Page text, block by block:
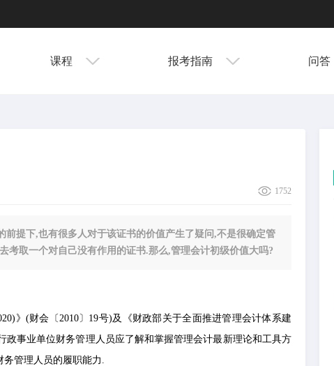
课程 报考指南 问答
1752
提下,也有很多人对于该证书的价值产生了疑问,不是很确定管
考取一个对自己没有作用的证书.那么,管理会计初级价值大吗?
》(财会〔2010〕19号)及《财政部关于全面推进管理会计体系建
政事业单位财务管理人员应了解和掌握管理会计最新理论和工具方
管理人员的履职能力.